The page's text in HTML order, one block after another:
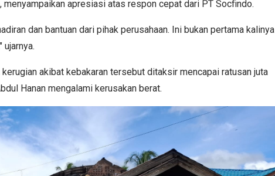
menyampaikan apresiasi atas respon cepat dari PT Socfindo.
dan bantuan dari pihak perusahaan. Ini bukan pertama kalinya
akibat kebakaran tersebut ditaksir mencapai ratusan juta
Hanan mengalami kerusakan berat.